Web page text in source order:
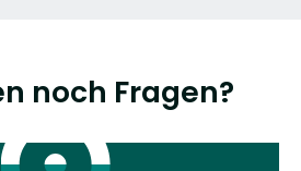
noch Fragen?